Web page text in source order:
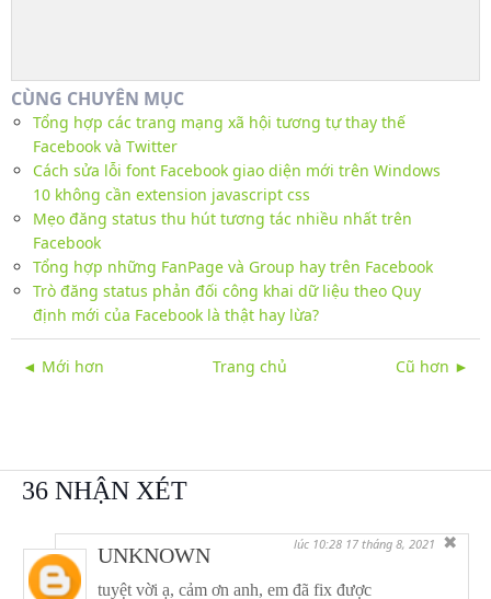
CÙNG CHUYÊN MỤC
Tổng hợp các trang mạng xã hội tương tự thay thế
Facebook và Twitter
Cách sửa lỗi font Facebook giao diện mới trên Windows
10 không cần extension javascript css
Mẹo đăng status thu hút tương tác nhiều nhất trên
Facebook
Tổng hợp những FanPage và Group hay trên Facebook
Trò đăng status phản đối công khai dữ liệu theo Quy
định mới của Facebook là thật hay lừa?
◄ Mới hơn Cũ hơn ►
Trang chủ
36 NHẬN XÉT
UNKNOWN lúc 10:28 17 tháng 8, 2021 ✖
tuyệt vời ạ, cảm ơn anh, em đã fix được